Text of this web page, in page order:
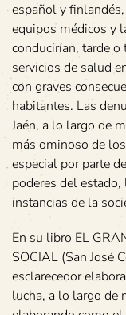
español y
equipos médicos y
conducirían, tarde
servicios de salud
con graves
habitantes. Las
Jaén, a lo largo de
más ominoso de
especial por parte
poderes del
instancias de la
En su libro EL
SOCIAL (San José
esclarecedor
lucha, a lo largo de